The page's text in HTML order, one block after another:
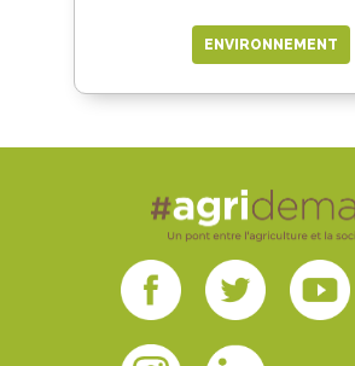
ENVIRONNEMENT